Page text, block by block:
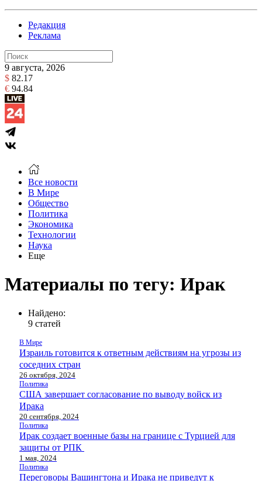
Редакция
Реклама
9 августа, 2026
$ 82.17
€ 94.84
Все новости
В Мире
Общество
Политика
Экономика
Технологии
Наука
Еще
Материалы по тегу: Ирак
Найдено:
9 статей
В Мире
Израиль готовится к ответным действиям на угрозы из
соседних стран
26 октября, 2024
Политика
США завершает согласование по выводу войск из
Ирака
20 сентября, 2024
Политика
Ирак создает военные базы на границе с Турцией для
защиты от РПК
1 мая, 2024
Политика
Переговоры Вашингтона и Ирака не приведут к